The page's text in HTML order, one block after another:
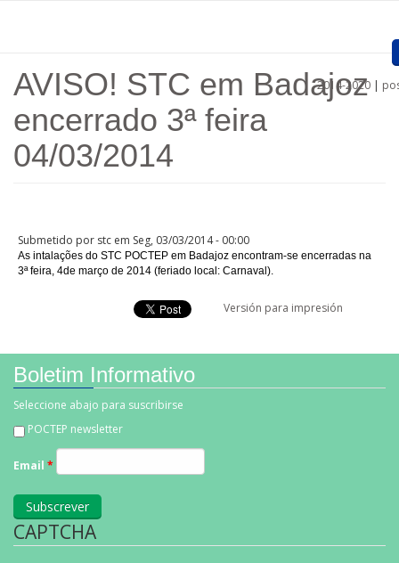
Apresentação
Procedimentos
Ligações
2014-2020 |
AVISO! STC em Badajoz
encerrado 3ª feira
04/03/2014
Submetido por stc em Seg, 03/03/2014 - 00:00
As intalações do STC POCTEP em Badajoz encontram-se encerradas na
3ª feira, 4de março de 2014 (feriado local: Carnaval).
Versión para impresión
Boletim Informativo
Seleccione abajo para suscribirse
POCTEP newsletter
Email *
CAPTCHA